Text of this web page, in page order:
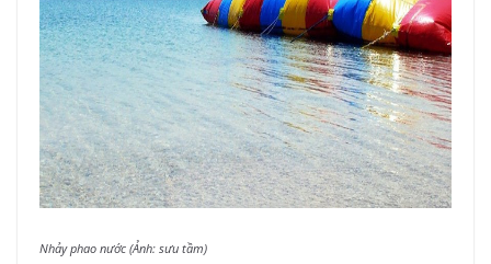
Nhảy phao nước (Ảnh: sưu tầm)